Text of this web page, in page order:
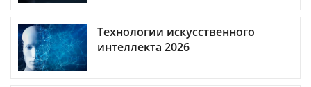
Технологии искусственного
интеллекта 2026